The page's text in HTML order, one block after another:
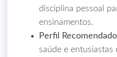
disciplina pessoal
ensinamentos.
Perfil
saúde e entusiastas